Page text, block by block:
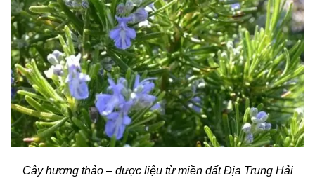
Cây hương thảo – dược liệu từ miền đất Địa Trung Hải